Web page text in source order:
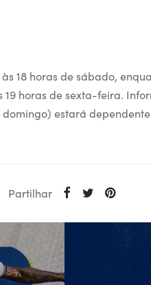
18 horas de sábado,
horas de sexta-feira.
estará
Partilhar